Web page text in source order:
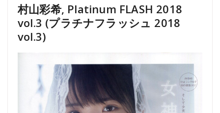
村山彩希, Platinum FLASH 2018
vol.3 (プラチナフラッシュ 2018
vol.3)